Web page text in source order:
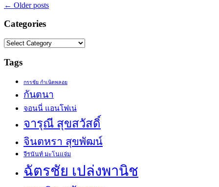
← Older posts
Categories
Categories
Tags
กรรชัย กำเนิดพลอย
กันตนา
จอนนี่ แอนโฟเน่
จารุณี สุขสวัสดิ์
จินตหรา สุขพัฒน์
จีรนันท์ มะโนแจ่ม
ฉัตรชัย เปล่งพานิช